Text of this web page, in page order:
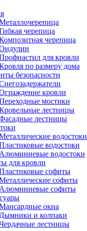
черепица
черепица
для кровли
по размеру дома
безопасности
кровли
мостики
лестницы
лестницы
водостоки
водостоки
Алюминиевые водостоки
для кровли
софиты
софиты
Алюминиевые софиты
окна
Дымники и колпаки
лестницы